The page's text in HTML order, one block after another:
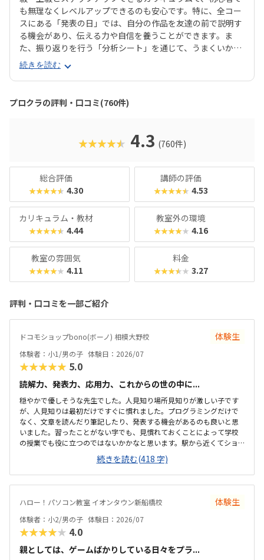
も無理なくレベルアップできるのも安心です。特に、全コー
スにある「発表の日」では、自分の作品を友達の前で説明す
る機会があり、伝える力や自信を養うことができます。ま
た、振り返りを行う「分析シート」を通じて、うまくいかな
かった点をどう改善するかを考える習慣が身に付くのも特徴
です。さらに、講師は子どもたちの答えを引き出すコーチン
グ型指導を採用。自分で考え、解決する力を育みます。全国
600以上の教室で展開され、初めてでも安心して参加できる
無料体験も実施中。遊びながら未来につながる力を育てられ
続きを読む
プロクラの評判・口コミ(760件)
★★★★★ 4.3 (760件)
総合評価
★★★★★ 4.30
講師の評価
★★★★★ 4.53
カリキュラム・教材
★★★★★ 4.44
教室外の環境
★★★★★ 4.16
教室の雰囲気
★★★★★ 4.11
料金
★★★★★ 3.27
評判・口コミを一部ご紹介
ドコモショップbono(ボーノ) 相模大野校 体験生
体験者：小1/男の子 体験日：2026/07
★★★★★ 5.0
読解力、発表力、応用力、これからの世の中に...
穏やかで優しそうな先生でした。人見知り場所見知りが激しい子です
が、人見知りは最初だけですぐに慣れました。プログラミングだけで
なく、文章を読んだり筆記したり、発表する機会があるのも良いと思
いました。習ったことがない字でも、見慣れておくことによって学校
の授業でも役に立つのではないかかなと思います。駅から近くてショ
ッピングモールの中にあるので便利です。車で来ても授業分の駐車券
は付けてくれるそうです。ドコモショップ内なので音が気になるかと
思いましたが、扉を閉めればそんなに気になりませんでした。一面ガ
ラスなので程よい解放感で授業の様子が見れます。プログラミング教
プライベートでも使えるからいいかな、と思ってます。学校で使って
いるパソコンはタッチパネルタイプなので、キーボードは打てるかな
と心配でしたが、すぐに慣れました。コマンド１つでた...
続きを読む(418 字)
ハロー！パソコン教室 イオンタウン新船橋校 体験生
体験者：小2/男の子 体験日：2026/07
★★★★★ 4.0
親としては、ゲームばかりしている日々をプラ...